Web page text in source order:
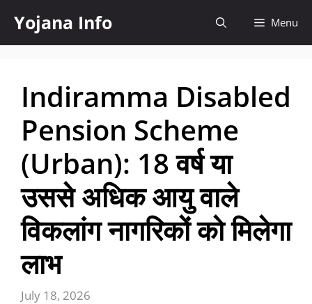
content
Yojana Info Menu
Indiramma Disabled
Pension Scheme
(Urban): 18 वर्ष या
उससे अधिक आयु वाले
विकलांग नागरिकों को मिलेगा
लाभ
July 18, 2026